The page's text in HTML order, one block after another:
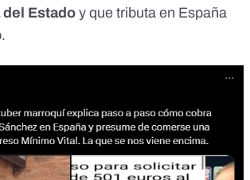
Estado y que tributa en España